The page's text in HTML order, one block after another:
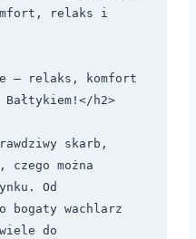
relaks i
– relaks, komfort
h2>
skarb,
można
Od
bogaty wachlarz
do